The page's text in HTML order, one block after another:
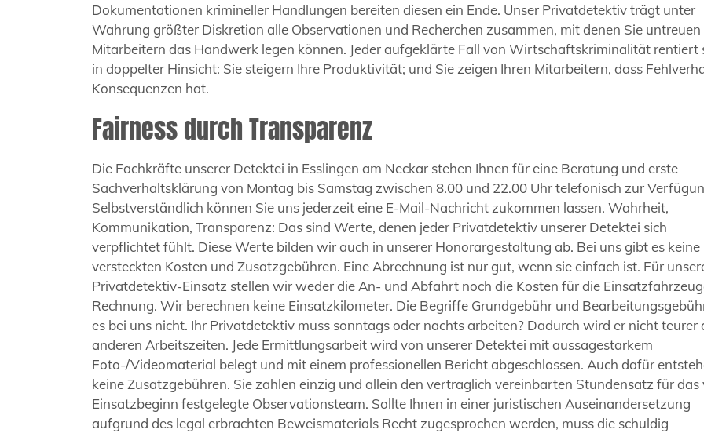
Dokumentationen krimineller Handlungen bereiten diesen ein Ende. Unser Privatdetektiv trägt unter
Wahrung größter Diskretion alle Observationen und Recherchen zusammen, mit denen Sie untreuen
Mitarbeitern das Handwerk legen können. Jeder aufgeklärte Fall von Wirtschaftskriminalität rentiert
in doppelter Hinsicht: Sie steigern Ihre Produktivität; und Sie zeigen Ihren Mitarbeitern, dass
Konsequenzen hat.
Fairness durch Transparenz
Die Fachkräfte unserer Detektei in Esslingen am Neckar stehen Ihnen für eine Beratung und erste
Sachverhaltsklärung von Montag bis Samstag zwischen 8.00 und 22.00 Uhr telefonisch zur
Selbstverständlich können Sie uns jederzeit eine E-Mail-Nachricht zukommen lassen. Wahrheit,
Kommunikation, Transparenz: Das sind Werte, denen jeder Privatdetektiv unserer Detektei sich
verpflichtet fühlt. Diese Werte bilden wir auch in unserer Honorargestaltung ab. Bei uns gibt es keine
versteckten Kosten und Zusatzgebühren. Eine Abrechnung ist nur gut, wenn sie einfach ist. Für
Privatdetektiv-Einsatz stellen wir weder die An- und Abfahrt noch die Kosten für die
Rechnung. Wir berechnen keine Einsatzkilometer. Die Begriffe Grundgebühr und
es bei uns nicht. Ihr Privatdetektiv muss sonntags oder nachts arbeiten? Dadurch wird er nicht teurer
anderen Arbeitszeiten. Jede Ermittlungsarbeit wird von unserer Detektei mit aussagestarkem
Foto-/Videomaterial belegt und mit einem professionellen Bericht abgeschlossen. Auch dafür
keine Zusatzgebühren. Sie zahlen einzig und allein den vertraglich vereinbarten Stundensatz für das
Einsatzbeginn festgelegte Observationsteam. Sollte Ihnen in einer juristischen Auseinandersetzung
aufgrund des legal erbrachten Beweismaterials Recht zugesprochen werden, muss die schuldig